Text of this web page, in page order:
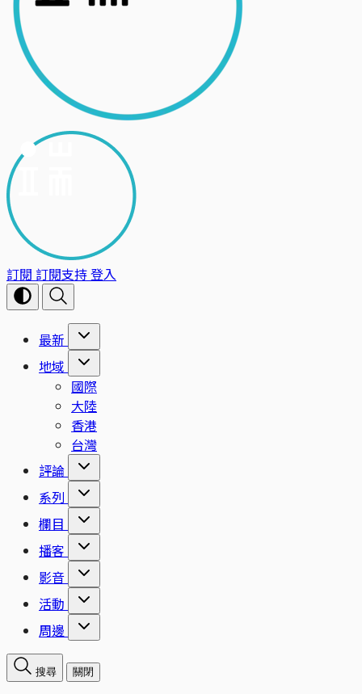
訂閱 訂閱支持登入
最新
地域
國際
大陸
香港
台灣
評論
系列
欄目
播客
影音
活動
周邊
搜尋 關閉